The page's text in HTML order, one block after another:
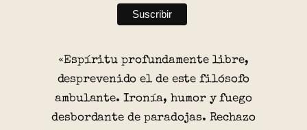
«Espíritu profundamente libre,
desprevenido el de este filósofo
ambulante. Ironía, humor y fuego
desbordante de paradojas. Rechazo